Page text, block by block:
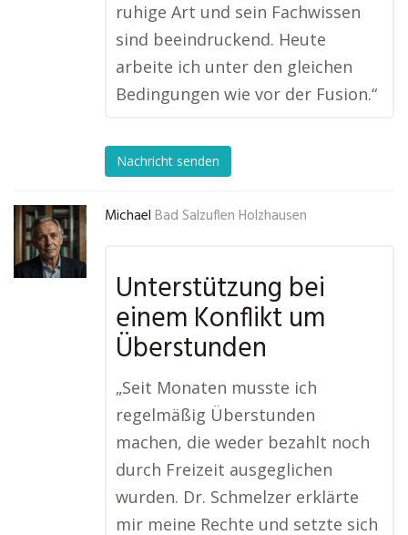
ruhige Art und sein Fachwissen
sind beeindruckend. Heute
arbeite ich unter den gleichen
Bedingungen wie vor der Fusion.“
Nachricht senden
Michael Bad Salzuflen Holzhausen
Unterstützung bei
einem Konflikt um
Überstunden
„Seit Monaten musste ich
regelmäßig Überstunden
machen, die weder bezahlt noch
durch Freizeit ausgeglichen
wurden. Dr. Schmelzer erklärte
mir meine Rechte und setzte sich